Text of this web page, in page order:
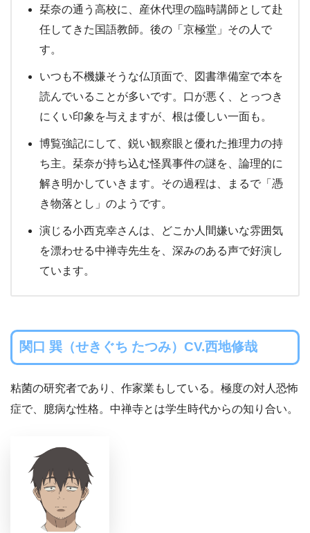
栞奈の通う高校に、産休代理の臨時講師として赴
任してきた国語教師。後の「京極堂」その人で
す。
いつも不機嫌そうな仏頂面で、図書準備室で本を
読んでいることが多いです。口が悪く、とっつき
にくい印象を与えますが、根は優しい一面も。
博覧強記にして、鋭い観察眼と優れた推理力の持
ち主。栞奈が持ち込む怪異事件の謎を、論理的に
解き明かしていきます。その過程は、まるで「憑
き物落とし」のようです。
演じる小西克幸さんは、どこか人間嫌いな雰囲気
を漂わせる中禅寺先生を、深みのある声で好演し
ています。
関口 巽（せきぐち たつみ）CV.西地修哉
粘菌の研究者であり、作家業もしている。極度の対人恐怖
症で、臆病な性格。中禅寺とは学生時代からの知り合い。